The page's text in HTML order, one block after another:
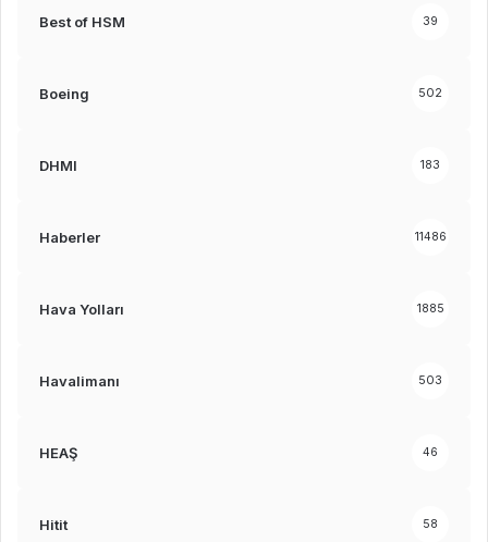
Best of HSM 39
Boeing 502
DHMI 183
Haberler 11486
Hava Yolları 1885
Havalimanı 503
HEAŞ 46
Hitit 58